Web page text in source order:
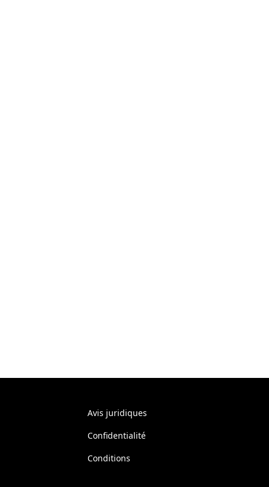
Avis juridiques
Confidentialité
Conditions